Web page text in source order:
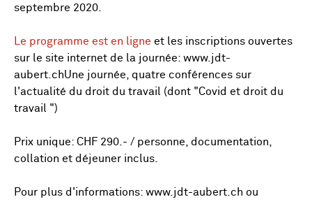
septembre 2020.
Le programme est en ligne et les inscriptions ouvertes
sur le site internet de la journée: www.jdt-
aubert.chUne journée, quatre conférences sur
l'actualité du droit du travail (dont "Covid et droit du
travail ")
Prix unique: CHF 290.- / personne, documentation,
collation et déjeuner inclus.
Pour plus d'informations: www.jdt-aubert.ch ou